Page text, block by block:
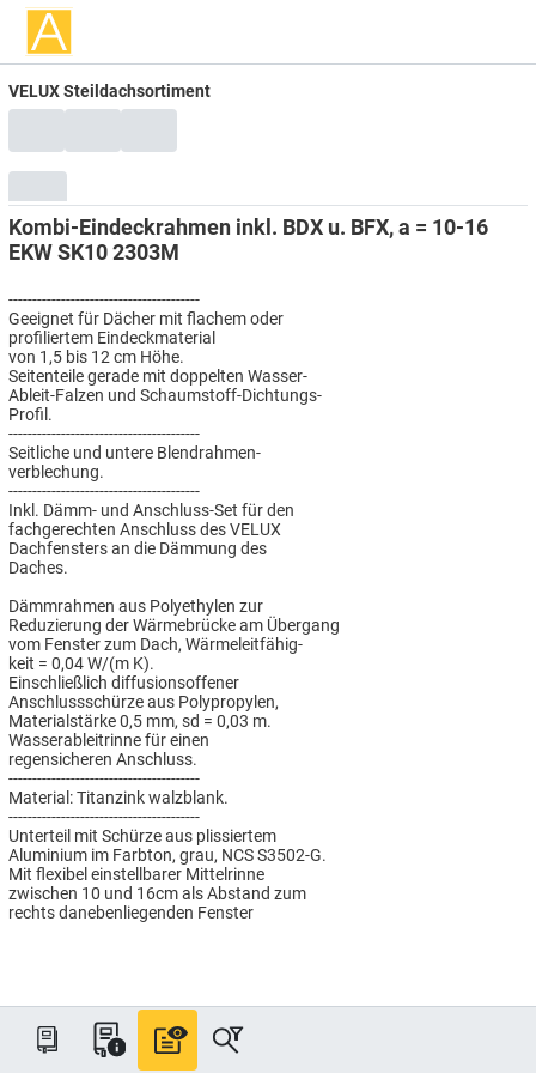
VELUX Steildachsortiment
Kombi-Eindeckrahmen inkl. BDX u. BFX, a = 10-16
EKW SK10 2303M
----------------------------------------
Geeignet für Dächer mit flachem oder
profiliertem Eindeckmaterial
von 1,5 bis 12 cm Höhe.
Seitenteile gerade mit doppelten Wasser-
Ableit-Falzen und Schaumstoff-Dichtungs-
Profil.
----------------------------------------
Seitliche und untere Blendrahmen-
verblechung.
----------------------------------------
Inkl. Dämm- und Anschluss-Set für den
fachgerechten Anschluss des VELUX
Dachfensters an die Dämmung des
Daches.
Dämmrahmen aus Polyethylen zur
Reduzierung der Wärmebrücke am Übergang
vom Fenster zum Dach, Wärmeleitfähig-
keit = 0,04 W/(m K).
Einschließlich diffusionsoffener
Anschlussschürze aus Polypropylen,
Materialstärke 0,5 mm, sd = 0,03 m.
Wasserableitrinne für einen
regensicheren Anschluss.
----------------------------------------
Material: Titanzink walzblank.
----------------------------------------
Unterteil mit Schürze aus plissiertem
Aluminium im Farbton, grau, NCS S3502-G.
Mit flexibel einstellbarer Mittelrinne
zwischen 10 und 16cm als Abstand zum
rechts danebenliegenden Fenster